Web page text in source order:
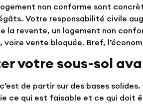
non conforme sont
Votre responsabilité civile
la revente, un logement non
voire vente bloquée. Bref,
votre sous-sol
de partir sur des bases solides.
ce qui est faisable et ce qui doit